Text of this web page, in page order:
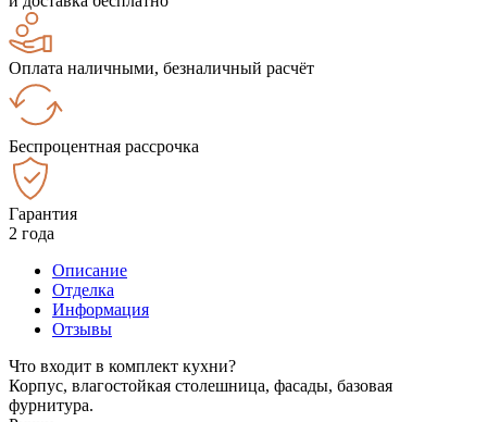
Оплата наличными, безналичный расчёт
Беспроцентная рассрочка
Гарантия
2 года
Описание
Отделка
Информация
Отзывы
Что входит в комплект кухни?
Корпус, влагостойкая столешница, фасады, базовая
фурнитура.